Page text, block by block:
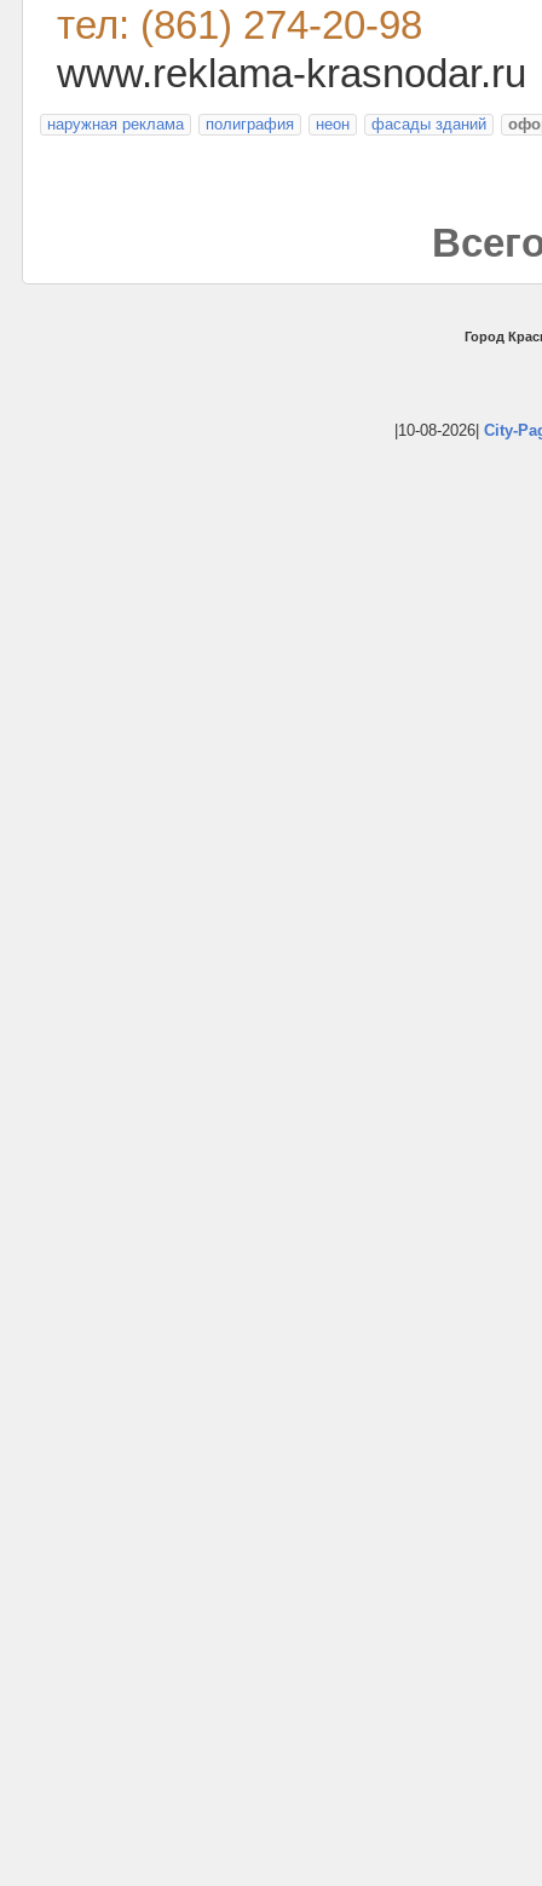
тел: (861) 274-20-98
www.reklama-krasnodar.ru
наружная реклама полиграфия неон фасады зданий
Город
|10-08-2026| City-